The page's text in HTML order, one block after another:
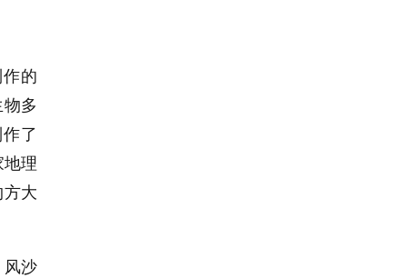
的
多
了
地理
大
风沙